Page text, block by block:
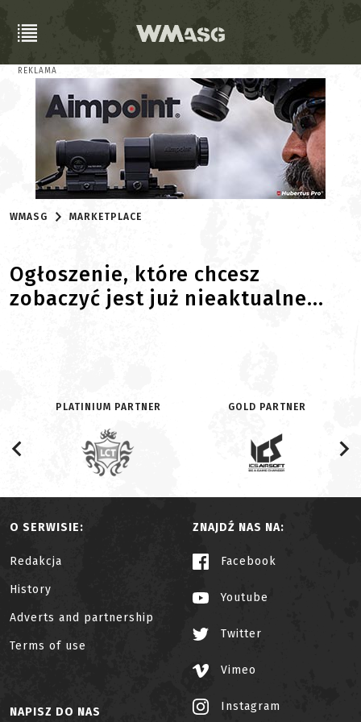
REKLAMA
WMASG MARKETPLACE
Ogłoszenie, które chcesz
zobaczyć jest już nieaktualne...
PLATINIUM PARTNER GOLD PARTNER
O SERWISIE:
Redakcja
History
Adverts and partnership
Terms of use
ZNAJDŹ NAS NA:
Facebook
Youtube
Twitter
Vimeo
Instagram
NAPISZ DO NAS